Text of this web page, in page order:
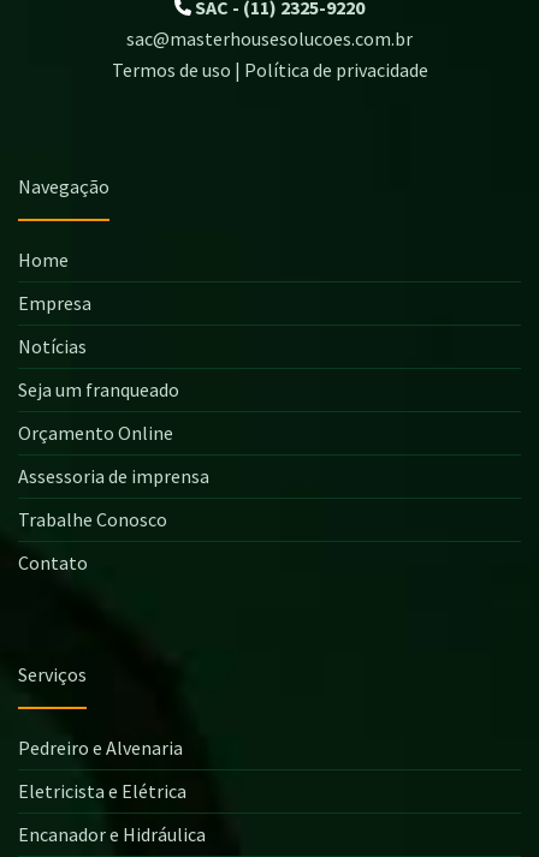
SAC - (11) 2325-9220
sac@masterhousesolucoes.com.br
Termos de uso | Política de privacidade
Navegação
Home
Empresa
Notícias
Seja um franqueado
Orçamento Online
Assessoria de imprensa
Trabalhe Conosco
Contato
Serviços
Pedreiro e Alvenaria
Eletricista e Elétrica
Encanador e Hidráulica